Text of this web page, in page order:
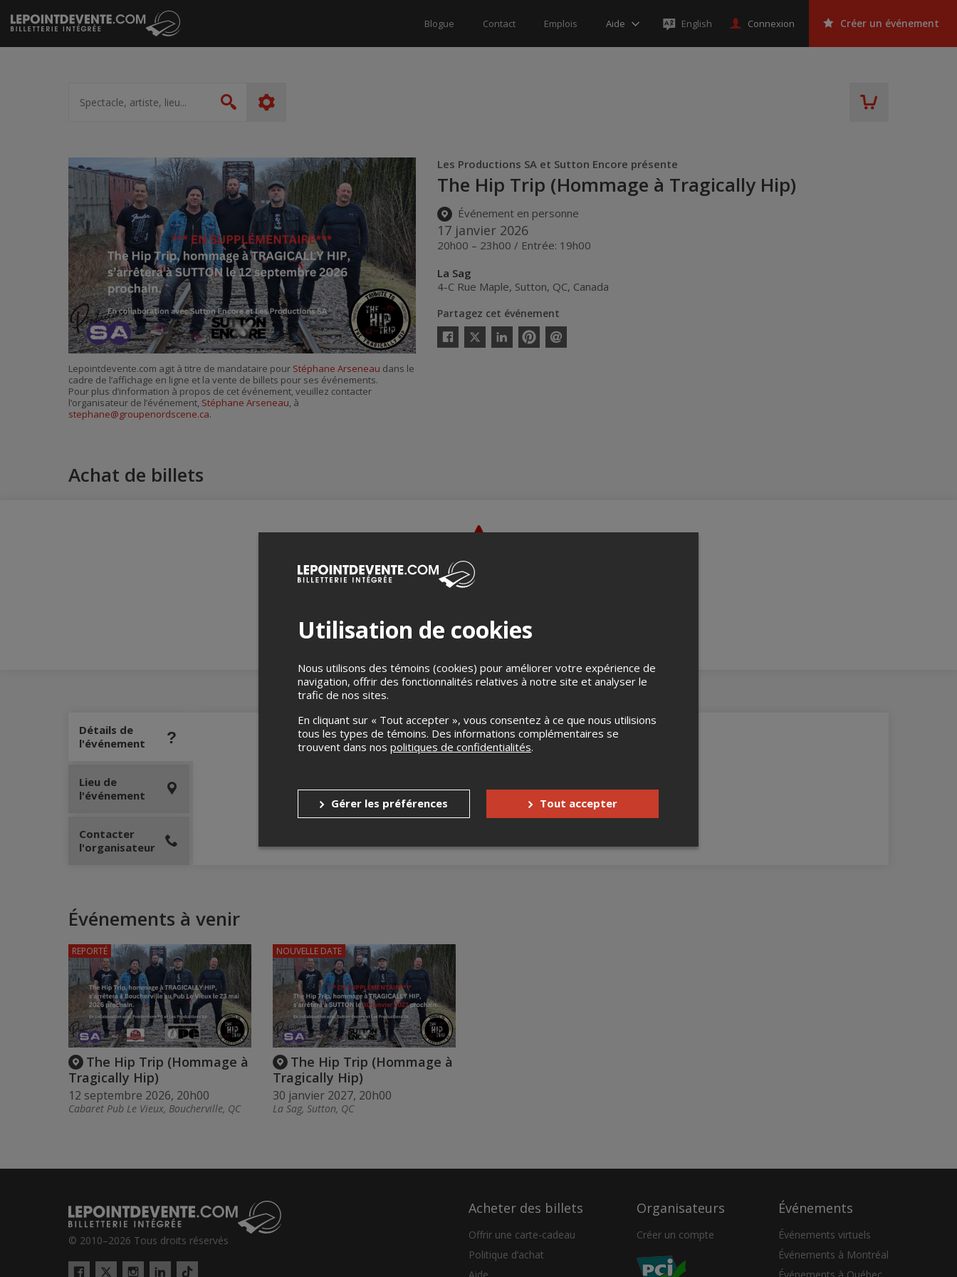
Passer
au
contenu
Blogue Contact Emplois Aide English Connexion Créer un événement
artiste,
lieu...
Rechercher
Les Productions SA et Sutton Encore présente
The Hip Trip (Hommage à Tragically Hip)
Événement en personne
17 janvier 2026
20h00 – 23h00 / Entrée: 19h00
La Sag
4-C Rue Maple, Sutton, QC, Canada
Partagez cet événement
Facebook
Twitter
LinkedinPinterestEnvoyer
Lepointdevente.com agit à titre de mandataire pour Stéphane Arseneau dans le
cadre de l’affichage en ligne et la vente de billets pour ses événements.
Pour plus d’information à propos de cet événement, veuillez contacter
l’organisateur de l’événement, Stéphane Arseneau, à
stephane@groupenordscene.ca.
Achat de billets
Merci de confirmer que vous n'êtes pas un robot ci-bas.
Détails de
l'événement
Lieu de
l'événement
Contacter
l'organisateur
Événements à venir
The Hip Trip (Hommage à
Tragically Hip)
12 septembre 2026, 20h00
Cabaret Pub Le Vieux, Boucherville, QC
REPORTÉ
The Hip Trip (Hommage à
Tragically Hip)
30 janvier 2027, 20h00
La Sag, Sutton, QC
NOUVELLE DATE
© 2010–2026 Tous droits réservés
Twitter Tiktok
Acheter des billets
Offrir une carte-cadeau
Politique d’achat
Organisateurs
Créer un compte
Événements
Événements virtuels
Événements à Montréal
Utilisation de cookies
Nous utilisons des témoins (cookies) pour améliorer votre expérience de
navigation, offrir des fonctionnalités relatives à notre site et analyser le
trafic de nos sites.
En cliquant sur « Tout accepter », vous consentez à ce que nous utilisions
tous les types de témoins. Des informations complémentaires se
trouvent dans nos politiques de confidentialités.
Gérer les préférences Tout accepter